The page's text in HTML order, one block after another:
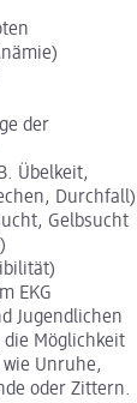
der
Übelkeit,
Durchfall)
Gelbsucht
EKG
Jugendlichen
die Möglichkeit
Unruhe,
oder Zittern.